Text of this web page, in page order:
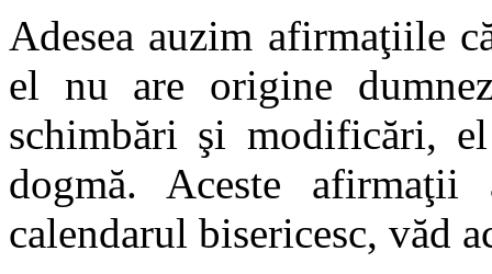
Adesea auzim afirmaţiile
el nu are origine
schimbări şi modificări,
dogmă. Aceste
calendarul bisericesc, văd